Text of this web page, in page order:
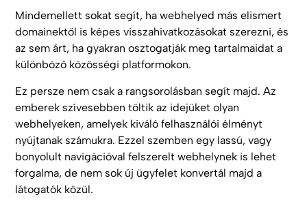
Mindemellett sokat segít, ha webhelyed más elismert
domainektől is képes visszahivatkozásokat szerezni, és
az sem árt, ha gyakran osztogatják meg tartalmaidat a
különböző közösségi platformokon.
Ez persze nem csak a rangsorolásban segít majd. Az
emberek szívesebben töltik az idejüket olyan
webhelyeken, amelyek kiváló felhasználói élményt
nyújtanak számukra. Ezzel szemben egy lassú, vagy
bonyolult navigációval felszerelt webhelynek is lehet
forgalma, de nem sok új ügyfelet konvertál majd a
látogatók közül.